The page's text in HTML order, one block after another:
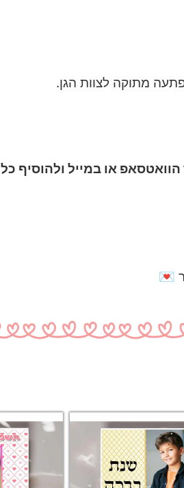
מתוקה לצוות הגן.
או במייל ולהוסיף כל
💌